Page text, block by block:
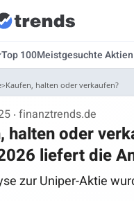
Top 100Meistgesuchte Aktien
Kaufen, halten oder verkaufen?
‧ finanztrends.de
halten oder
liefert die
zur Uniper-Aktie